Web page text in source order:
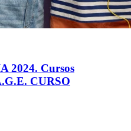
2024. Cursos
CURSO